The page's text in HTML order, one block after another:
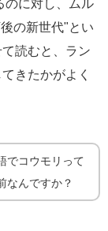
のに対し、ムル
の新世代"とい
読むと、ラン
きたかがよく
伝説の闘牛
でコウモリって
なんですか？